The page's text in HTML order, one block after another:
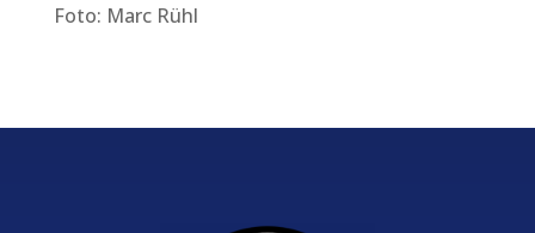
Foto: Marc Rühl